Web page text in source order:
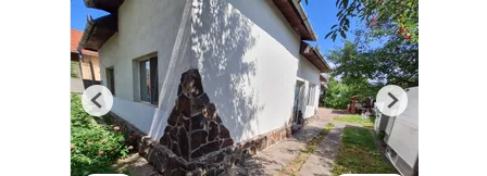
Previous Next